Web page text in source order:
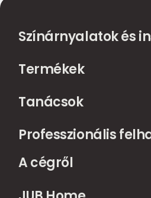
Színárnyalatok és
Termékek
Tanácsok
Professzionális
A cégről